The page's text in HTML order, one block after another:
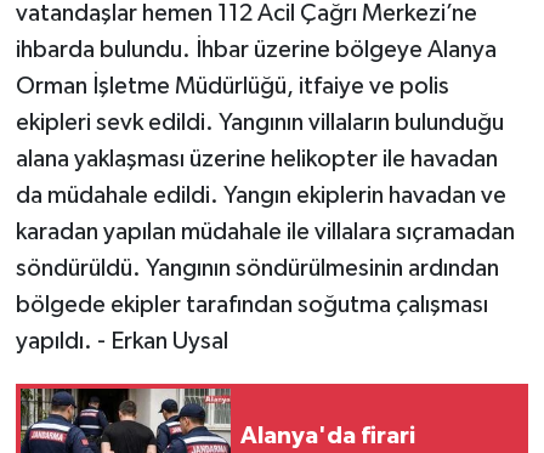
vatandaşlar hemen 112 Acil Çağrı Merkezi’ne
ihbarda bulundu. İhbar üzerine bölgeye Alanya
Orman İşletme Müdürlüğü, itfaiye ve polis
ekipleri sevk edildi. Yangının villaların bulunduğu
alana yaklaşması üzerine helikopter ile havadan
da müdahale edildi. Yangın ekiplerin havadan ve
karadan yapılan müdahale ile villalara sıçramadan
söndürüldü. Yangının söndürülmesinin ardından
bölgede ekipler tarafından soğutma çalışması
yapıldı. - Erkan Uysal
Alanya'da firari